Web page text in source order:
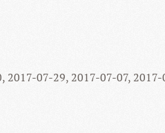
2017-07-29, 2017-07-07,